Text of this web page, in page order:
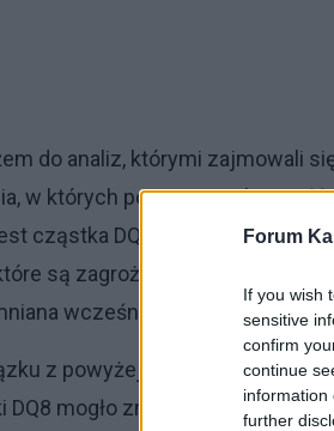
Forum
If you wish
sensitive
confirm
continue
information
further
do analiz, którymi zajmowali
w których powiązano
cząstka DQ8, ze
są zagrożone wystąpieniem
wcześniej cząstka.
z powyżej opisaną
DQ8 mogło zmniejszać ryzyko